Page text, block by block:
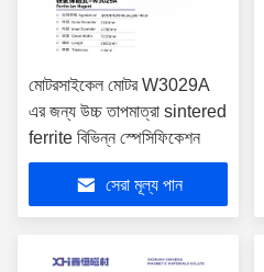
মোটরসাইকেল মোটর W3029A
এর জন্য উচ্চ তাপমাত্রা sintered
ferrite বিভিন্ন স্পেসিফিকেশন
সেরা মূল্য পান